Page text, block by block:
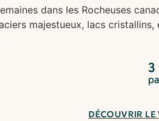
dans les Rocheuses
majestueux, lacs
3
DÉCOUVRIR LE